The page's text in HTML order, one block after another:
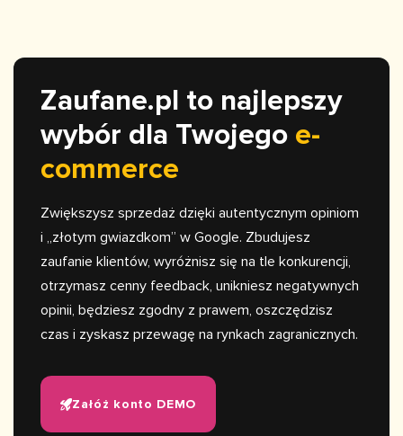
Zaufane.pl to najlepszy
wybór dla Twojego e-
commerce
Zwiększysz sprzedaż dzięki autentycznym opiniom
i „złotym gwiazdkom” w Google. Zbudujesz
zaufanie klientów, wyróżnisz się na tle konkurencji,
otrzymasz cenny feedback, unikniesz negatywnych
opinii, będziesz zgodny z prawem, oszczędzisz
czas i zyskasz przewagę na rynkach zagranicznych.
Załóż konto DEMO